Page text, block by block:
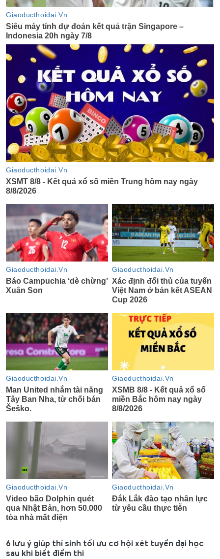
6 lưu ý giúp thí sinh tối ưu cơ hội xét tuyển đại học
sau khi biết điểm thi